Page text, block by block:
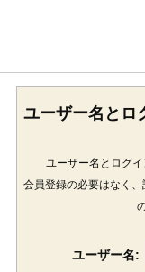
ユーザー名とロ
ユーザー名とログ
会員登録の必要はなく
ユーザー名: